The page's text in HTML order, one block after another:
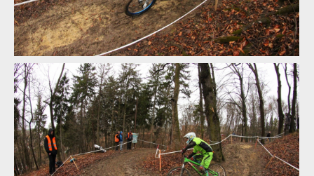
WBS: Bučovice zahájily sjezdovou sezónu a i Čert se přijel
zamazat
WBS: Bučovice zahájily sjezdovou sezónu a i Čert se přijel
zamazat
WBS: Bučovice zahájily sjezdovou sezónu a i Čert se přijel
zamazat